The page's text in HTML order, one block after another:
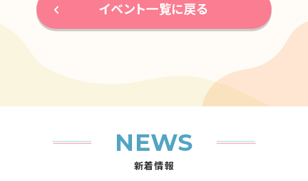
イベント一覧に戻る
NEWS
新着情報